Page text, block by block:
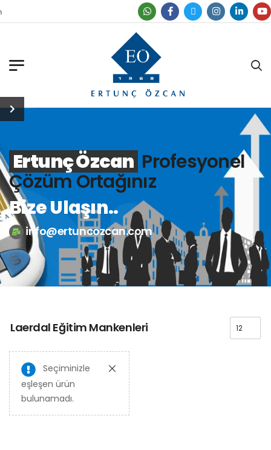
Ertunç Özcan Profesyonel
Çözüm Ortağınız
Bize Ulaşın..
info@ertuncozcan.com
Laerdal Eğitim Mankenleri
Seçiminizle
eşleşen ürün
bulunamadı.